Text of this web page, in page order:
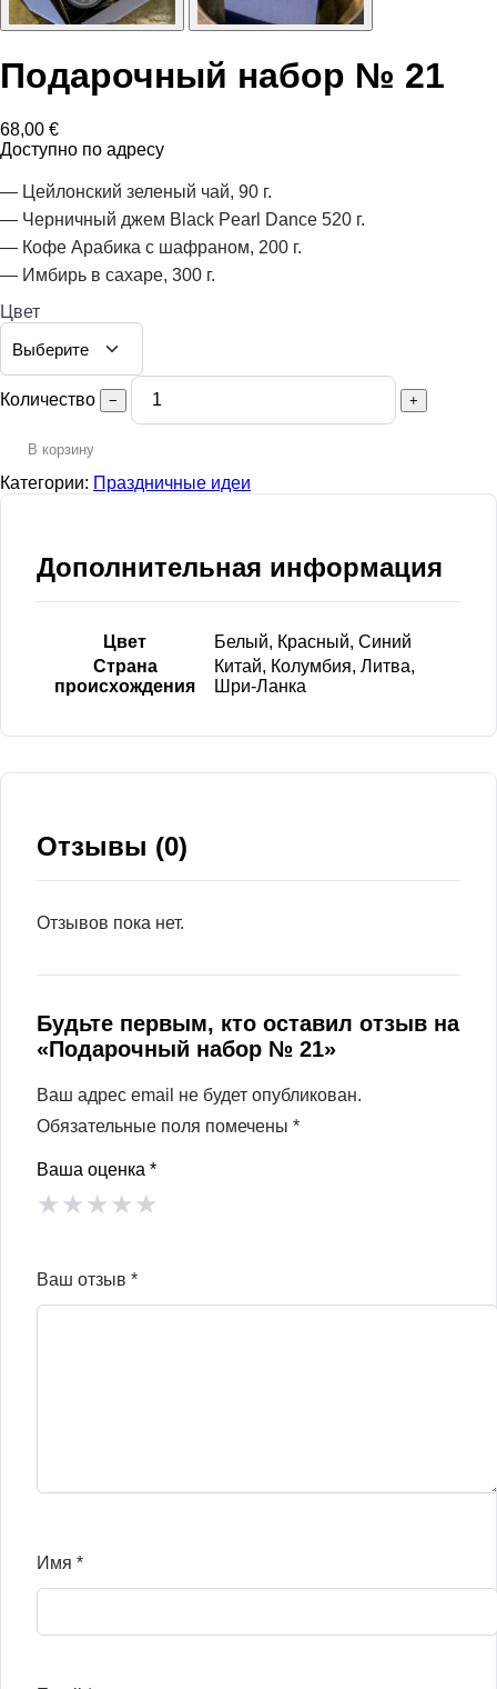
Подарочный набор № 21
68,00 €
Доступно по адресу
— Цейлонский зеленый чай, 90 г.
— Черничный джем Black Pearl Dance 520 г.
— Кофе Арабика с шафраном, 200 г.
— Имбирь в сахаре, 300 г.
Цвет
Количество − +
В корзину
Категории: Праздничные идеи
Дополнительная информация
Цвет
Белый, Красный, Синий
Страна
происхождения
Китай, Колумбия, Литва,
Шри-Ланка
Отзывы (0)
Отзывов пока нет.
Будьте первым, кто оставил отзыв на
«Подарочный набор № 21»
Ваш адрес email не будет опубликован.
Обязательные поля помечены *
Ваша оценка *
★★★★★
Ваш отзыв *
Имя *